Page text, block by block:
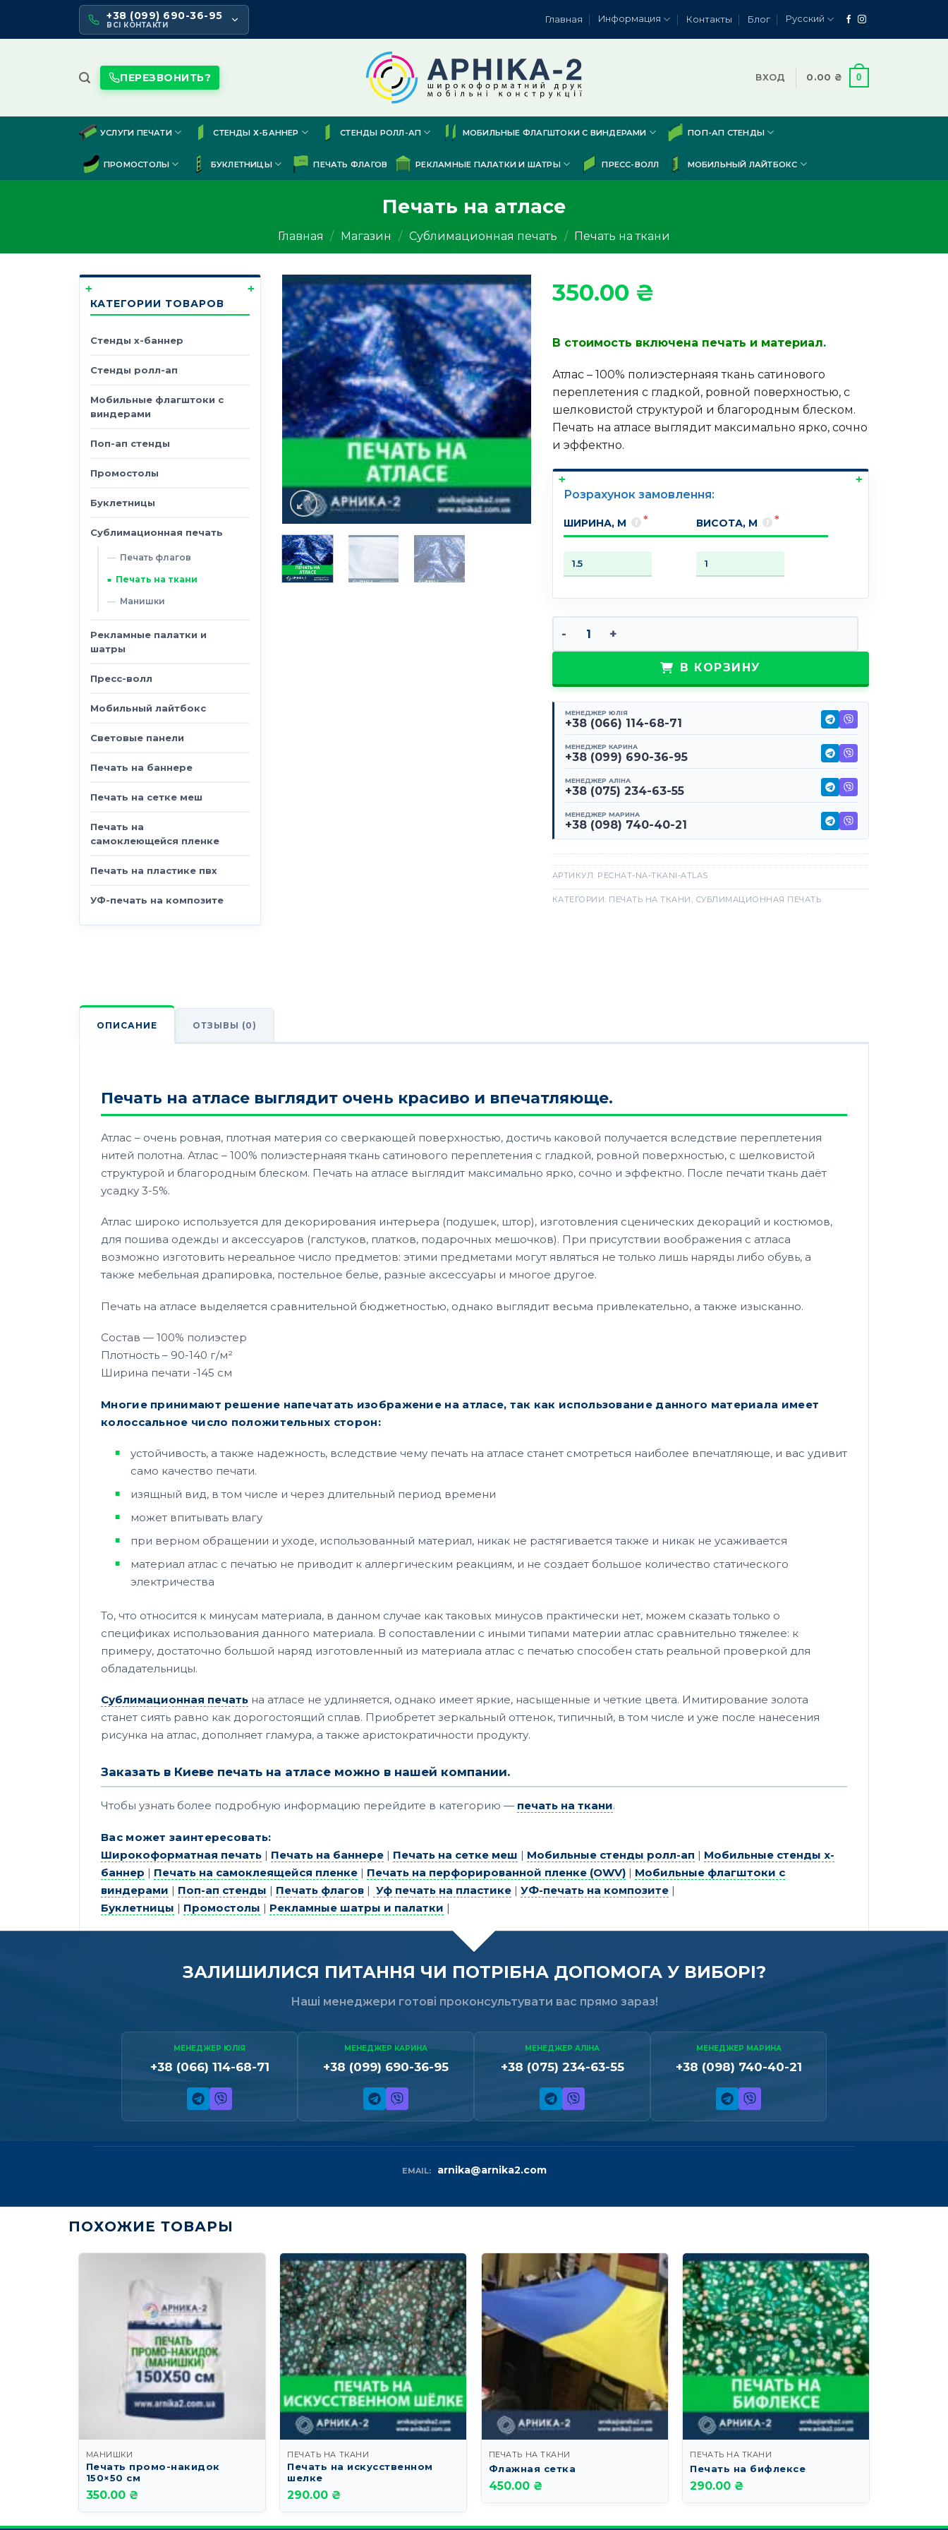
content
+38 (099) 690-36-95
ВСІ КОНТАКТИ
Главная Информация Контакты Блог Русский
ПЕРЕЗВОНИТЬ? ВХОД 0.00 ₴ 0
УСЛУГИ ПЕЧАТИ СТЕНДЫ Х-БАННЕР СТЕНДЫ РОЛЛ-АП МОБИЛЬНЫЕ ФЛАГШТОКИ С ВИНДЕРАМИ ПОП-АП СТЕНДЫ
ПРОМОСТОЛЫ БУКЛЕТНИЦЫ ПЕЧАТЬ ФЛАГОВ РЕКЛАМНЫЕ ПАЛАТКИ И ШАТРЫ ПРЕСС-ВОЛЛ МОБИЛЬНЫЙ ЛАЙТБОКС
Печать на атласе
Главная / Магазин / Сублимационная печать / Печать на ткани
КАТЕГОРИИ ТОВАРОВ
Стенды х-баннер
Стенды ролл-ап
Мобильные флагштоки с
виндерами
Поп-ап стенды
Промостолы
Буклетницы
Сублимационная печать
Печать флагов
Печать на ткани
Манишки
Рекламные палатки и
шатры
Пресс-волл
Мобильный лайтбокс
Световые панели
Печать на баннере
Печать на сетке меш
Печать на
самоклеющейся пленке
Печать на пластике пвх
УФ-печать на композите
350.00 ₴
В стоимость включена печать и материал.
Атлас – 100% полиэстернаяя ткань сатинового
переплетения с гладкой, ровной поверхностью, с
шелковистой структурой и благородным блеском.
Печать на атласе выглядит максимально ярко, сочно
и эффектно.
Розрахунок замовлення:
ШИРИНА, М ВИСОТА, М
В КОРЗИНУ
МЕНЕДЖЕР ЮЛІЯ
+38 (066) 114-68-71
МЕНЕДЖЕР КАРИНА
+38 (099) 690-36-95
МЕНЕДЖЕР АЛІНА
+38 (075) 234-63-55
МЕНЕДЖЕР МАРИНА
+38 (098) 740-40-21
АРТИКУЛ: PECHAT-NA-TKANI-ATLAS
КАТЕГОРИИ: ПЕЧАТЬ НА ТКАНИ , СУБЛИМАЦИОННАЯ ПЕЧАТЬ
ОПИСАНИЕ ОТЗЫВЫ (0)
Печать на атласе выглядит очень красиво и впечатляюще.
Атлас – очень ровная, плотная материя со сверкающей поверхностью, достичь каковой получается вследствие переплетения
нитей полотна. Атлас – 100% полиэстернаяя ткань сатинового переплетения с гладкой, ровной поверхностью, с шелковистой
структурой и благородным блеском. Печать на атласе выглядит максимально ярко, сочно и эффектно. После печати ткань даёт
усадку 3-5%.
Атлас широко используется для декорирования интерьера (подушек, штор), изготовления сценических декораций и костюмов,
для пошива одежды и аксессуаров (галстуков, платков, подарочных мешочков). При присутствии воображения с атласа
возможно изготовить нереальное число предметов: этими предметами могут являться не только лишь наряды либо обувь, а
также мебельная драпировка, постельное белье, разные аксессуары и многое другое.
Печать на атласе выделяется сравнительной бюджетностью, однако выглядит весьма привлекательно, а также изысканно.
Состав — 100% полиэстер
Плотность – 90-140 г/м²
Ширина печати -145 см
Многие принимают решение напечатать изображение на атласе, так как использование данного материала имеет
колоссальное число положительных сторон:
устойчивость, а также надежность, вследствие чему печать на атласе станет смотреться наиболее впечатляюще, и вас удивит
само качество печати.
изящный вид, в том числе и через длительный период времени
может впитывать влагу
при верном обращении и уходе, использованный материал, никак не растягивается также и никак не усаживается
материал атлас с печатью не приводит к аллергическим реакциям, и не создает большое количество статического
электричества
То, что относится к минусам материала, в данном случае как таковых минусов практически нет, можем сказать только о
спецификах использования данного материала. В сопоставлении с иными типами материи атлас сравнительно тяжелее: к
примеру, достаточно большой наряд изготовленный из материала атлас с печатью способен стать реальной проверкой для
обладательницы.
Сублимационная печать на атласе не удлиняется, однако имеет яркие, насыщенные и четкие цвета. Имитирование золота
станет сиять равно как дорогостоящий сплав. Приобретет зеркальный оттенок, типичный, в том числе и уже после нанесения
рисунка на атлас, дополняет гламура, а также аристократичности продукту.
Заказать в Киеве печать на атласе можно в нашей компании.
Чтобы узнать более подробную информацию перейдите в категорию — печать на ткани.
Вас может заинтересовать:
Широкоформатная печать | Печать на баннере | Печать на сетке меш | Мобильные стенды ролл-ап | Мобильные стенды х-
баннер | Печать на самоклеящейся пленке | Печать на перфорированной пленке (OWV) | Мобильные флагштоки с
виндерами | Поп-ап стенды | Печать флагов | Уф печать на пластике | УФ-печать на композите |
Буклетницы | Промостолы | Рекламные шатры и палатки |
ЗАЛИШИЛИСЯ ПИТАННЯ ЧИ ПОТРІБНА ДОПОМОГА У ВИБОРІ?
Наші менеджери готові проконсультувати вас прямо зараз!
МЕНЕДЖЕР ЮЛІЯ
+38 (066) 114-68-71
МЕНЕДЖЕР КАРИНА
+38 (099) 690-36-95
МЕНЕДЖЕР АЛІНА
+38 (075) 234-63-55
МЕНЕДЖЕР МАРИНА
+38 (098) 740-40-21
EMAIL: arnika@arnika2.com
ПОХОЖИЕ ТОВАРЫ
МАНИШКИ
Печать промо-накидок
150×50 см
350.00 ₴
ПЕЧАТЬ НА ТКАНИ
Печать на искусственном
шелке
290.00 ₴
ПЕЧАТЬ НА ТКАНИ
Флажная сетка
450.00 ₴
ПЕЧАТЬ НА ТКАНИ
Печать на бифлексе
290.00 ₴